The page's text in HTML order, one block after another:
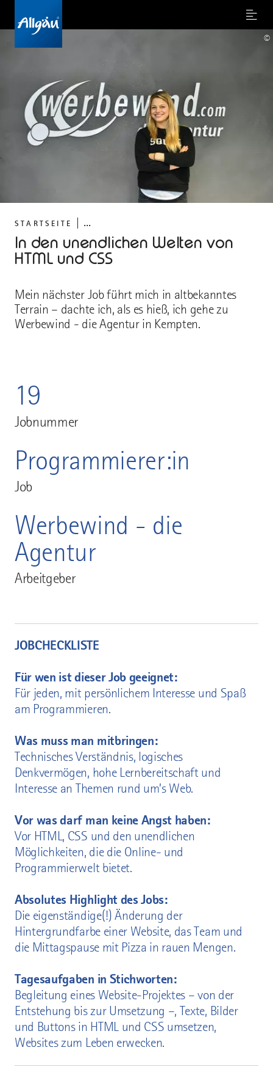
Menu
©
STARTSEITE ...
In den unendlichen Welten von
HTML und CSS
Mein nächster Job führt mich in altbekanntes
Terrain – dachte ich, als es hieß, ich gehe zu
Werbewind ­- die Agentur in Kempten.
19
Jobnummer
Programmierer:in
Job
Werbewind - die
Agentur
Arbeitgeber
JOBCHECKLISTE
Für wen ist dieser Job geeignet:
Für jeden, mit persönlichem Interesse und Spaß
am Programmieren.
Was muss man mitbringen:
Technisches Verständnis, logisches
Denkvermögen, hohe Lernbereitschaft und
Interesse an Themen rund um’s Web.
Vor was darf man keine Angst haben:
Vor HTML, CSS und den unendlichen
Möglichkeiten, die die Online- und
Programmierwelt bietet.
Absolutes Highlight des Jobs:
Die eigenständige(!) Änderung der
Hintergrundfarbe einer Website, das Team und
die Mittagspause mit Pizza in rauen Mengen.
Tagesaufgaben in Stichworten:
Begleitung eines Website-Projektes – von der
Entstehung bis zur Umsetzung –, Texte, Bilder
und Buttons in HTML und CSS umsetzen,
Websites zum Leben erwecken.